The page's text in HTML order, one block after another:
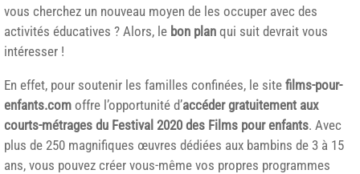
vous cherchez un nouveau moyen de les occuper avec des
activités éducatives ? Alors, le bon plan qui suit devrait vous
intéresser !
En effet, pour soutenir les familles confinées, le site films-pour-
enfants.com offre l’opportunité d’accéder gratuitement aux
courts-métrages du Festival 2020 des Films pour enfants. Avec
plus de 250 magnifiques œuvres dédiées aux bambins de 3 à 15
ans, vous pouvez créer vous-même vos propres programmes